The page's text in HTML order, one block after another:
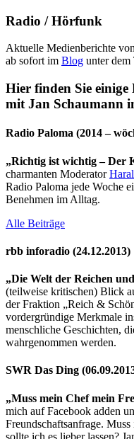
Radio / Hörfunk
Aktuelle Medienberichte
ab sofort im Blog unter dem
Hier finden Sie einige
mit Jan Schaumann
Radio Paloma (2014 –
„Richtig ist wichtig – Der
charmanten Moderator
Radio Paloma jede Woche
Benehmen im Alltag.
Alle Beiträge
rbb inforadio (24.12.2013)
„Die Welt der Reichen
(teilweise kritischen) Blick
der Fraktion „Reich &
vordergründige Merkmale
menschliche Geschichten,
wahrgenommen werden.
SWR Das Ding
„Muss mein Chef mein
mich auf Facebook adden
Freundschaftsanfrage.
sollte ich es lieber lassen?